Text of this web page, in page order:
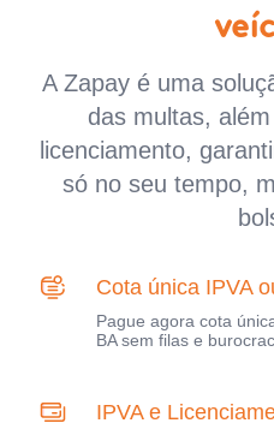
A Zapay é uma
das multas,
licenciamento,
só no seu tempo,
Cota única IPVA
Pague agora cota
BA sem filas e
IPVA e